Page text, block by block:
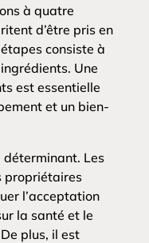
à quatre
d’être pris en
consiste à
Une
est essentielle
et un bien-
déterminant. Les
propriétaires
l’acceptation
la santé et le
plus, il est